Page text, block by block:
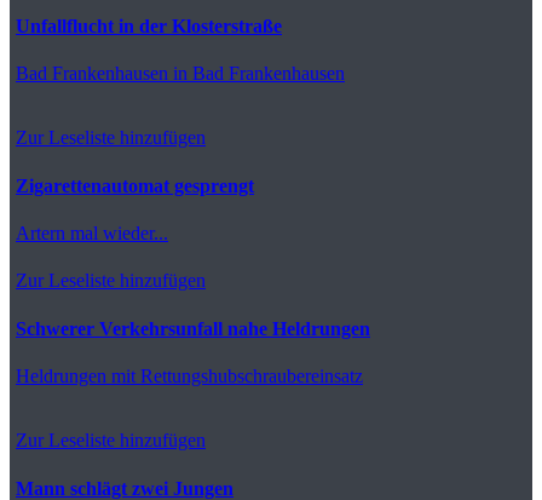
Unfallflucht in der Klosterstraße
Bad Frankenhausen in Bad Frankenhausen
Zur Leseliste hinzufügen
Zigarettenautomat gesprengt
Artern mal wieder...
Zur Leseliste hinzufügen
Schwerer Verkehrsunfall nahe Heldrungen
Heldrungen mit Rettungshubschraubereinsatz
Zur Leseliste hinzufügen
Mann schlägt zwei Jungen